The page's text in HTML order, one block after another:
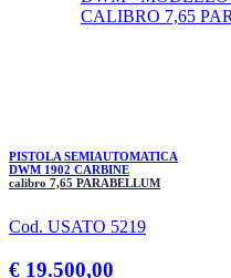
PISTOLA SEMIAUTOMATICA
DWM 1902 CARBINE
calibro 7,65 PARABELLUM
Cod. USATO 5219
€ 19.500,00